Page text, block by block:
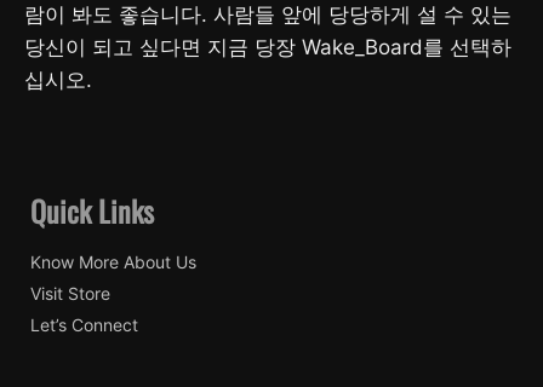
람이 봐도 좋습니다. 사람들 앞에 당당하게 설 수 있는
당신이 되고 싶다면 지금 당장 Wake_Board를 선택하
십시오.
Quick Links
Know More About Us
Visit Store
Let’s Connect